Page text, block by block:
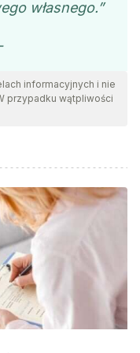
własnego.”
informacyjnych i nie
przypadku wątpliwości